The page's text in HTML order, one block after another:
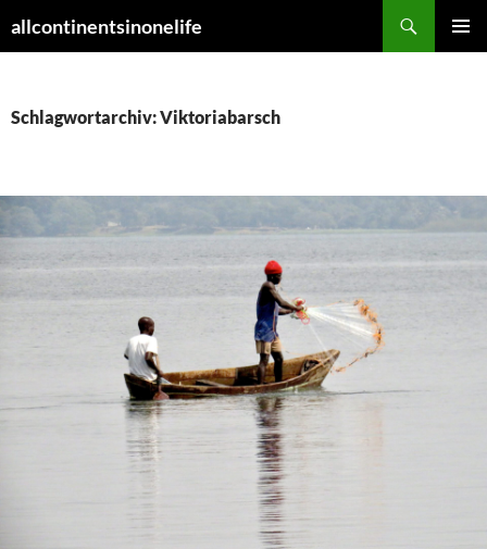
Inhalt
allcontinentsinonelife
Schlagwortarchiv: Viktoriabarsch